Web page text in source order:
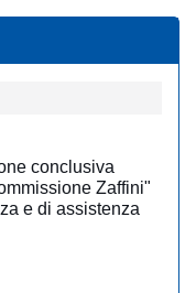
conclusiva
Zaffini"
e di assistenza